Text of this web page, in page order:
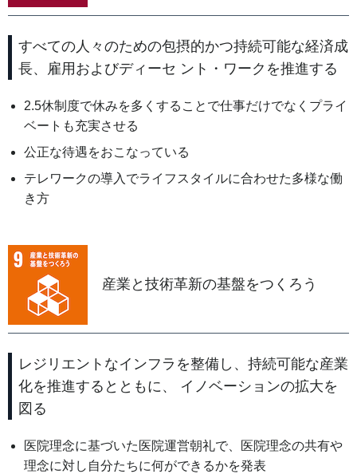
すべての人々のための包摂的かつ持続可能な経済成
長、雇用およびディーセ ント・ワークを推進する
2.5休制度で休みを多くすることで仕事だけでなくプライ
ベートも充実させる
公正な待遇をおこなっている
テレワークの導入でライフスタイルに合わせた多様な働
き方
産業と技術革新の基盤をつくろう
レジリエントなインフラを整備し、持続可能な産業
化を推進するとともに、 イノベーションの拡大を
図る
医院理念に基づいた医院運営朝礼で、医院理念の共有や
理念に対し自分たちに何ができるかを発表